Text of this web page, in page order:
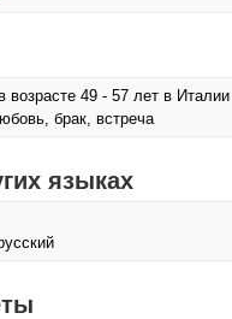
возрасте 49 - 57 лет в Италии
брак, встреча
языках